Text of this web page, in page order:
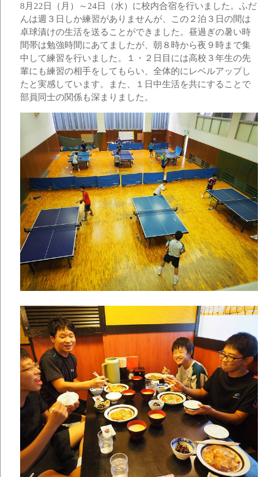
8月22日（月）～24日（水）に校内合宿を行いました。ふだ
んは週３日しか練習がありませんが、この２泊３日の間は
卓球漬けの生活を送ることができました。昼過ぎの暑い時
間帯は勉強時間にあてましたが、朝８時から夜９時まで集
中して練習を行いました。１・２日目には高校３年生の先
輩にも練習の相手をしてもらい、全体的にレベルアップし
たと実感しています。また、１日中生活を共にすることで
部員同士の関係も深まりました。